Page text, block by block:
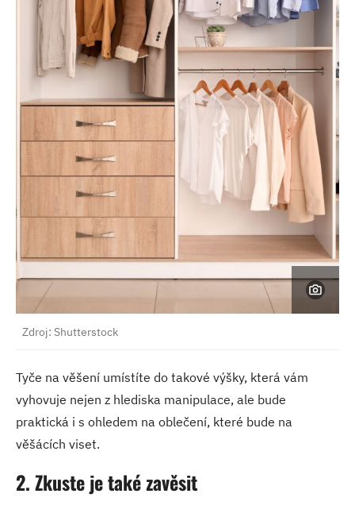
Zdroj: Shutterstock
Tyče na věšení umístíte do takové výšky, která vám
vyhovuje nejen z hlediska manipulace, ale bude
praktická i s ohledem na oblečení, které bude na
věšácích viset.
2. Zkuste je také zavěsit